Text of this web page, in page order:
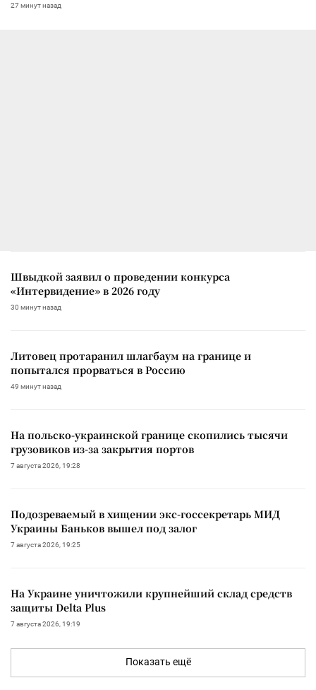
27 минут назад
Швыдкой заявил о проведении конкурса
«Интервидение» в 2026 году
30 минут назад
Литовец протаранил шлагбаум на границе и
попытался прорваться в Россию
49 минут назад
На польско-украинской границе скопились тысячи
грузовиков из-за закрытия портов
7 августа 2026, 19:28
Подозреваемый в хищении экс-госсекретарь МИД
Украины Баньков вышел под залог
7 августа 2026, 19:25
На Украине уничтожили крупнейший склад средств
защиты Delta Plus
7 августа 2026, 19:19
Показать ещё